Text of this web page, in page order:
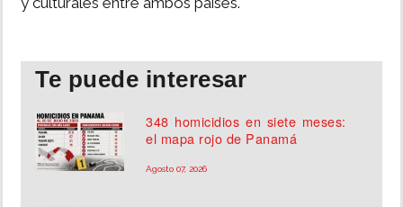
Te puede interesar
348 homicidios en siete meses:
el mapa rojo de Panamá
Agosto 07, 2026